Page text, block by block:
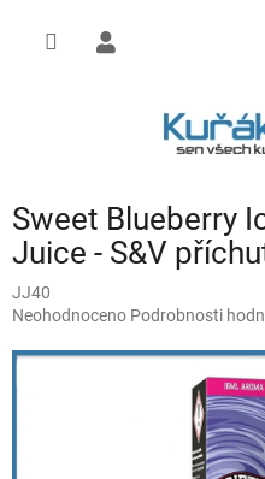
Sweet Blueberry
Juice - S&V
JJ40
Průměrné
produktu
je
Neohodnoceno Podrobnosti